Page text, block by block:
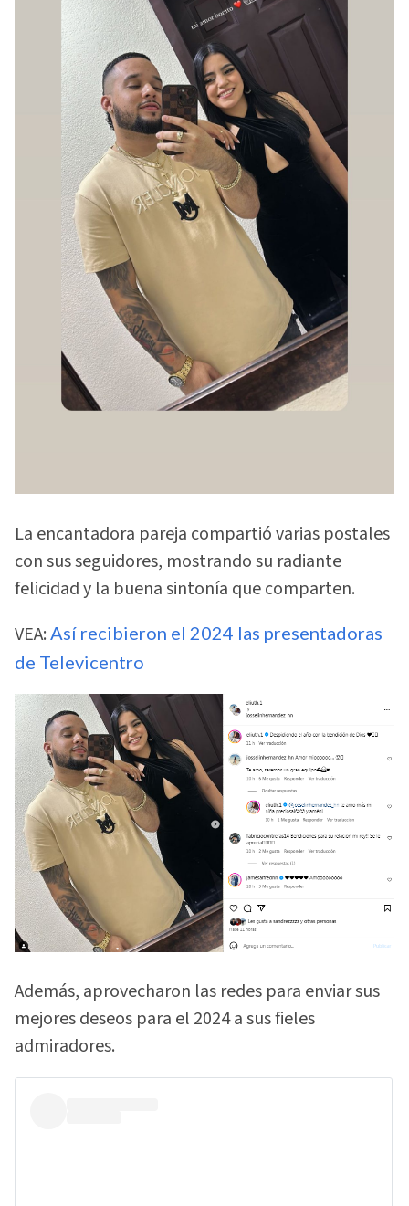
La encantadora pareja compartió varias postales
con sus seguidores, mostrando su radiante
felicidad y la buena sintonía que comparten.
VEA: Así recibieron el 2024 las presentadoras
de Televicentro
Además, aprovecharon las redes para enviar sus
mejores deseos para el 2024 a sus fieles
admiradores.